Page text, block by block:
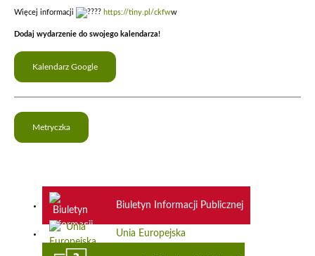
Więcej informacji https://tiny.pl/ckfww
Dodaj wydarzenie do swojego kalendarza!
Kalendarz Google
Metryczka
Biuletyn Informacji Publicznej
Unia Europejska